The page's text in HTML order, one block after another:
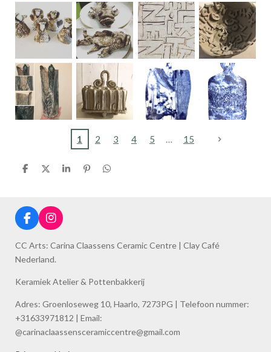
1 2 3 4 5 15
S
e
S
e
S
P
S
F
a
c
e
b
o
I
n
s
t
a
g
r
m
CC Arts: Carina Claassens Ceramic Centre | Clay Café
Nederland.
Keramiek Atelier & Pottenbakkerij
Adres: Groenloseweg 10, Haarlo, 7273PG | Telefoon nummer:
+31633971812 | Email:
@carinaclaassensceramiccentre@gmail.com